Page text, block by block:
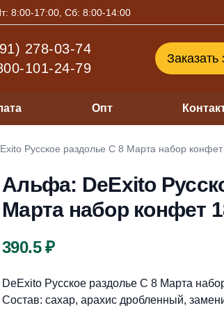
8:00-17:00, Сб: 8:00-14:00
278-03-74
101-24-79
Заказать
Опт
Русское раздолье С 8 Марта набор
Альфа: DeExito
Марта набор конфет
390.5 ₽
Описание
DeExito Русское раздолье С 8 Марта
Состав: сахар, арахис дробленный,